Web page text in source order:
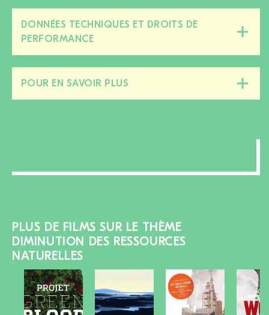
DONNÉES TECHNIQUES ET DROITS DE
PERFORMANCE
POUR EN SAVOIR PLUS
cette
PLUS DE FILMS SUR LE THÈME
DIMINUTION DES RESSOURCES
NATURELLES